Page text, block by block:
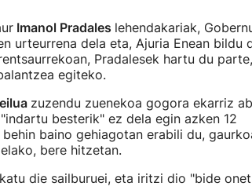
Imanol Pradales lehendakariak,
urteurrena dela eta, Ajuria Enean bildu
Pradalesek hartu du parte,
egiteko.
zuzendu zuenekoa gogora ekarriz
besterik" ez dela egin azken 12
baino gehiagotan erabili du,
bere hitzetan.
die sailburuei, eta iritzi dio "bide